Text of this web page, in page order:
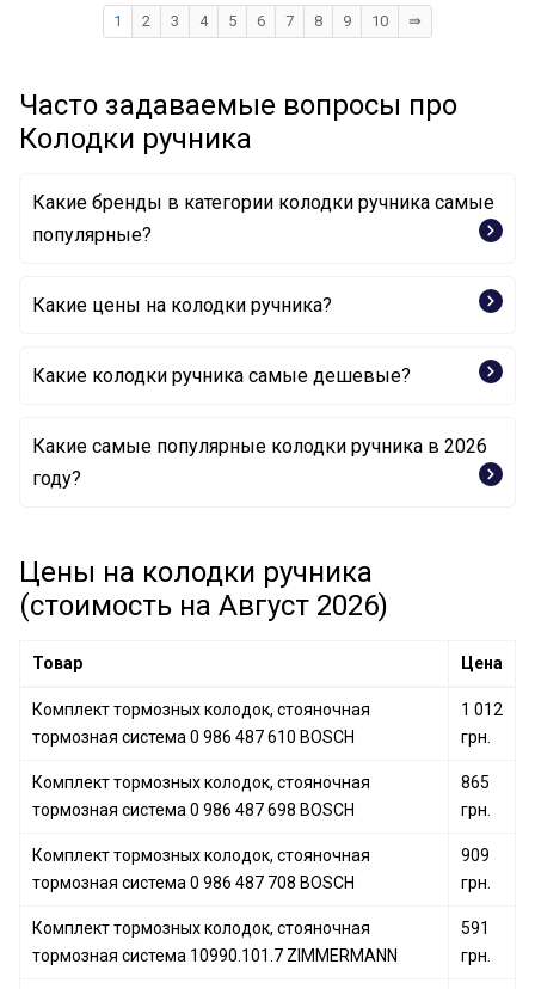
1 2 3 4 5 6 7 8 9 10 ⇛
Часто задаваемые вопросы про
Колодки ручника
Какие бренды в категории колодки ручника самые
популярные?
Какие цены на колодки ручника?
Какие колодки ручника самые дешевые?
Комплект тормозных колодок, стояночная
тормозная система CRX000ABE ABE
Комплект тормозных колодок, стояночная
тормозная система 04730 LPR
Какие самые популярные колодки ручника в 2026
году?
тормозная система 0 986 487 211 BOSCH
Комплект тормозных колодок, стояночная
тормозная система J3510504 HERTH+BUSS
Комплект тормозных колодок, стояночная
Комплект тормозных колодок, стояночная
Комплект тормозных колодок, стояночная
тормозная система 0 986 487 625 BOSCH
Цены на колодки ручника
(стоимость на Август 2026)
Товар Цена
Комплект тормозных колодок, стояночная
тормозная система 0 986 487 610 BOSCH
1 012
грн.
Комплект тормозных колодок, стояночная
тормозная система 0 986 487 698 BOSCH
865
грн.
Комплект тормозных колодок, стояночная
тормозная система 0 986 487 708 BOSCH
909
грн.
Комплект тормозных колодок, стояночная
тормозная система 10990.101.7 ZIMMERMANN
591
грн.